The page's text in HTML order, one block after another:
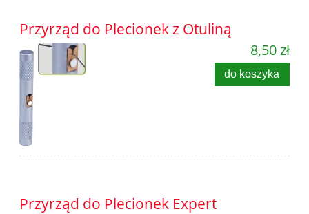
Przyrząd do Plecionek z Otuliną
8,50 zł
do koszyka
Przyrząd do Plecionek Expert